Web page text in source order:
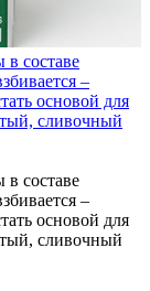
в составе
–
основой для
сливочный
в составе
–
основой для
сливочный